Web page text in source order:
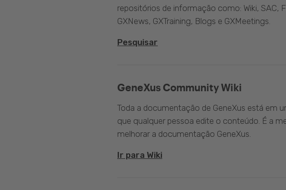
GeneXus Community Wiki
Toda a documentação de GeneXus está em
que qualquer pessoa edite o conteúdo. É a
melhorar a documentação GeneXus.
Ir para Wiki
repositórios de informação como: Wiki, SAC,
GXNews, GXTraining, Blogs e GXMeetings.
Pesquisar